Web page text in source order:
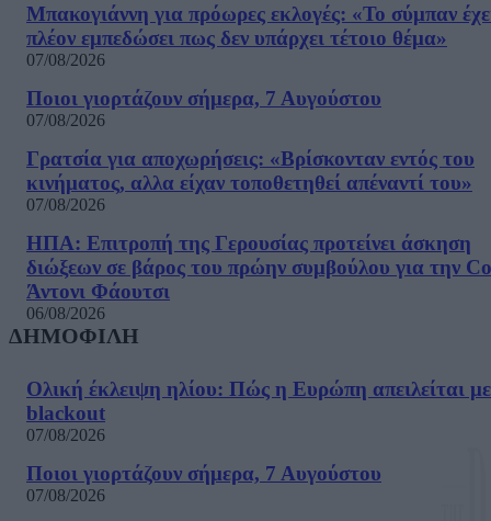
Μπακογιάννη για πρόωρες εκλογές: «Το σύμπαν
πλέον εμπεδώσει πως δεν υπάρχει τέτοιο θέμα»
07/08/2026
Ποιοι γιορτάζουν σήμερα, 7 Αυγούστου
07/08/2026
Γρατσία για αποχωρήσεις: «Bρίσκονταν εντός του
κινήματος, αλλα είχαν τοποθετηθεί απέναντί του»
07/08/2026
ΗΠΑ: Επιτροπή της Γερουσίας προτείνει άσκηση
διώξεων σε βάρος του πρώην συμβούλου για την
Άντονι Φάουτσι
06/08/2026
ΔΗΜΟΦΙΛΗ
Ολική έκλειψη ηλίου: Πώς η Ευρώπη απειλείται με
blackout
07/08/2026
Ποιοι γιορτάζουν σήμερα, 7 Αυγούστου
07/08/2026